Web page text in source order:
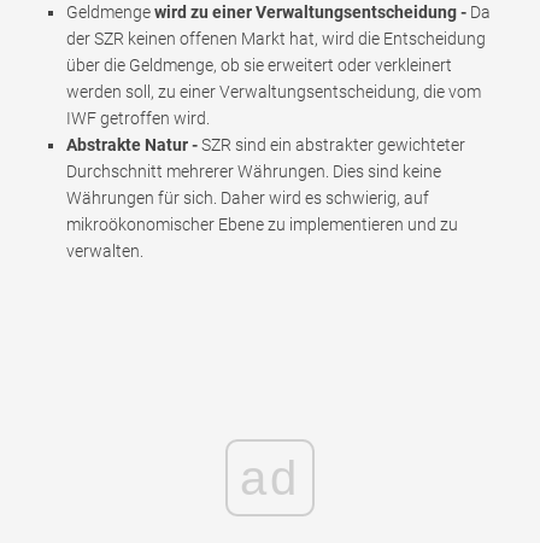
Geldmengewird zu einer Verwaltungsentscheidung - Da
der SZR keinen offenen Markt hat, wird die Entscheidung
über die Geldmenge, ob sie erweitert oder verkleinert
werden soll, zu einer Verwaltungsentscheidung, die vom
IWF getroffen wird.
Abstrakte Natur -SZR sind ein abstrakter gewichteter
Durchschnitt mehrerer Währungen. Dies sind keine
Währungen für sich. Daher wird es schwierig, auf
mikroökonomischer Ebene zu implementieren und zu
verwalten.
ad